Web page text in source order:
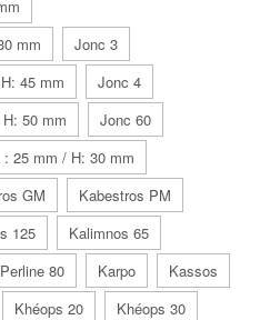
mm
Jonc 3
45 mm
Jonc 4
50 mm
Jonc 60
25 mm / H: 30 mm
GM
Kabestros PM
125
Kalimnos 65
80 Karpo
Kassos
Khéops 20
Khéops 30